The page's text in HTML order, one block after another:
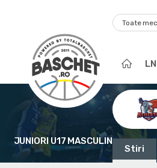
Toate
JUNIORI U17 MASCULIN
Stiri